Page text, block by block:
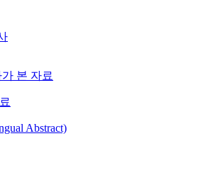
본 자료
Abstract)